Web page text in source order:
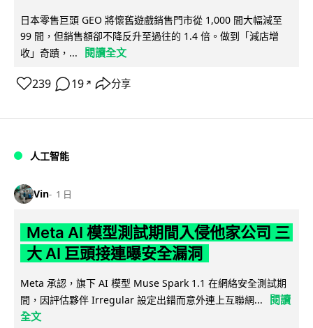
日本零售巨頭 GEO 將懷舊遊戲銷售門市從 1,000 間大幅減至
99 間，但銷售額卻不降反升至過往的 1.4 倍。做到「減店增
收」奇蹟，...
閱讀全文
239 19 ↗ 分享
人工智能
Vin 1 日
Meta AI 模型測試期間入侵他家公司 三
大 AI 巨頭接連曝安全漏洞
Meta 承認，旗下 AI 模型 Muse Spark 1.1 在網絡安全測試期
間，因評估夥伴 Irregular 設定出錯而意外連上互聯網...
閱讀
全文